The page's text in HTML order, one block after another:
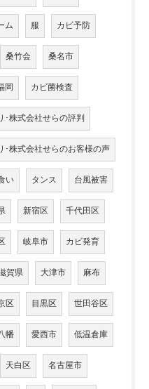
ム 服 カビ予防
桑竹会 桑名市
岡 カビ菌検査
･株式会社せらの評判
･株式会社せらのお客様の声
い タンス 台風被害
新宿区 千代田区
岐阜市 カビ発育
賀県 大津市 麻布
区 目黒区 世田谷区
幡 愛西市 低温倉庫
天白区 名古屋市